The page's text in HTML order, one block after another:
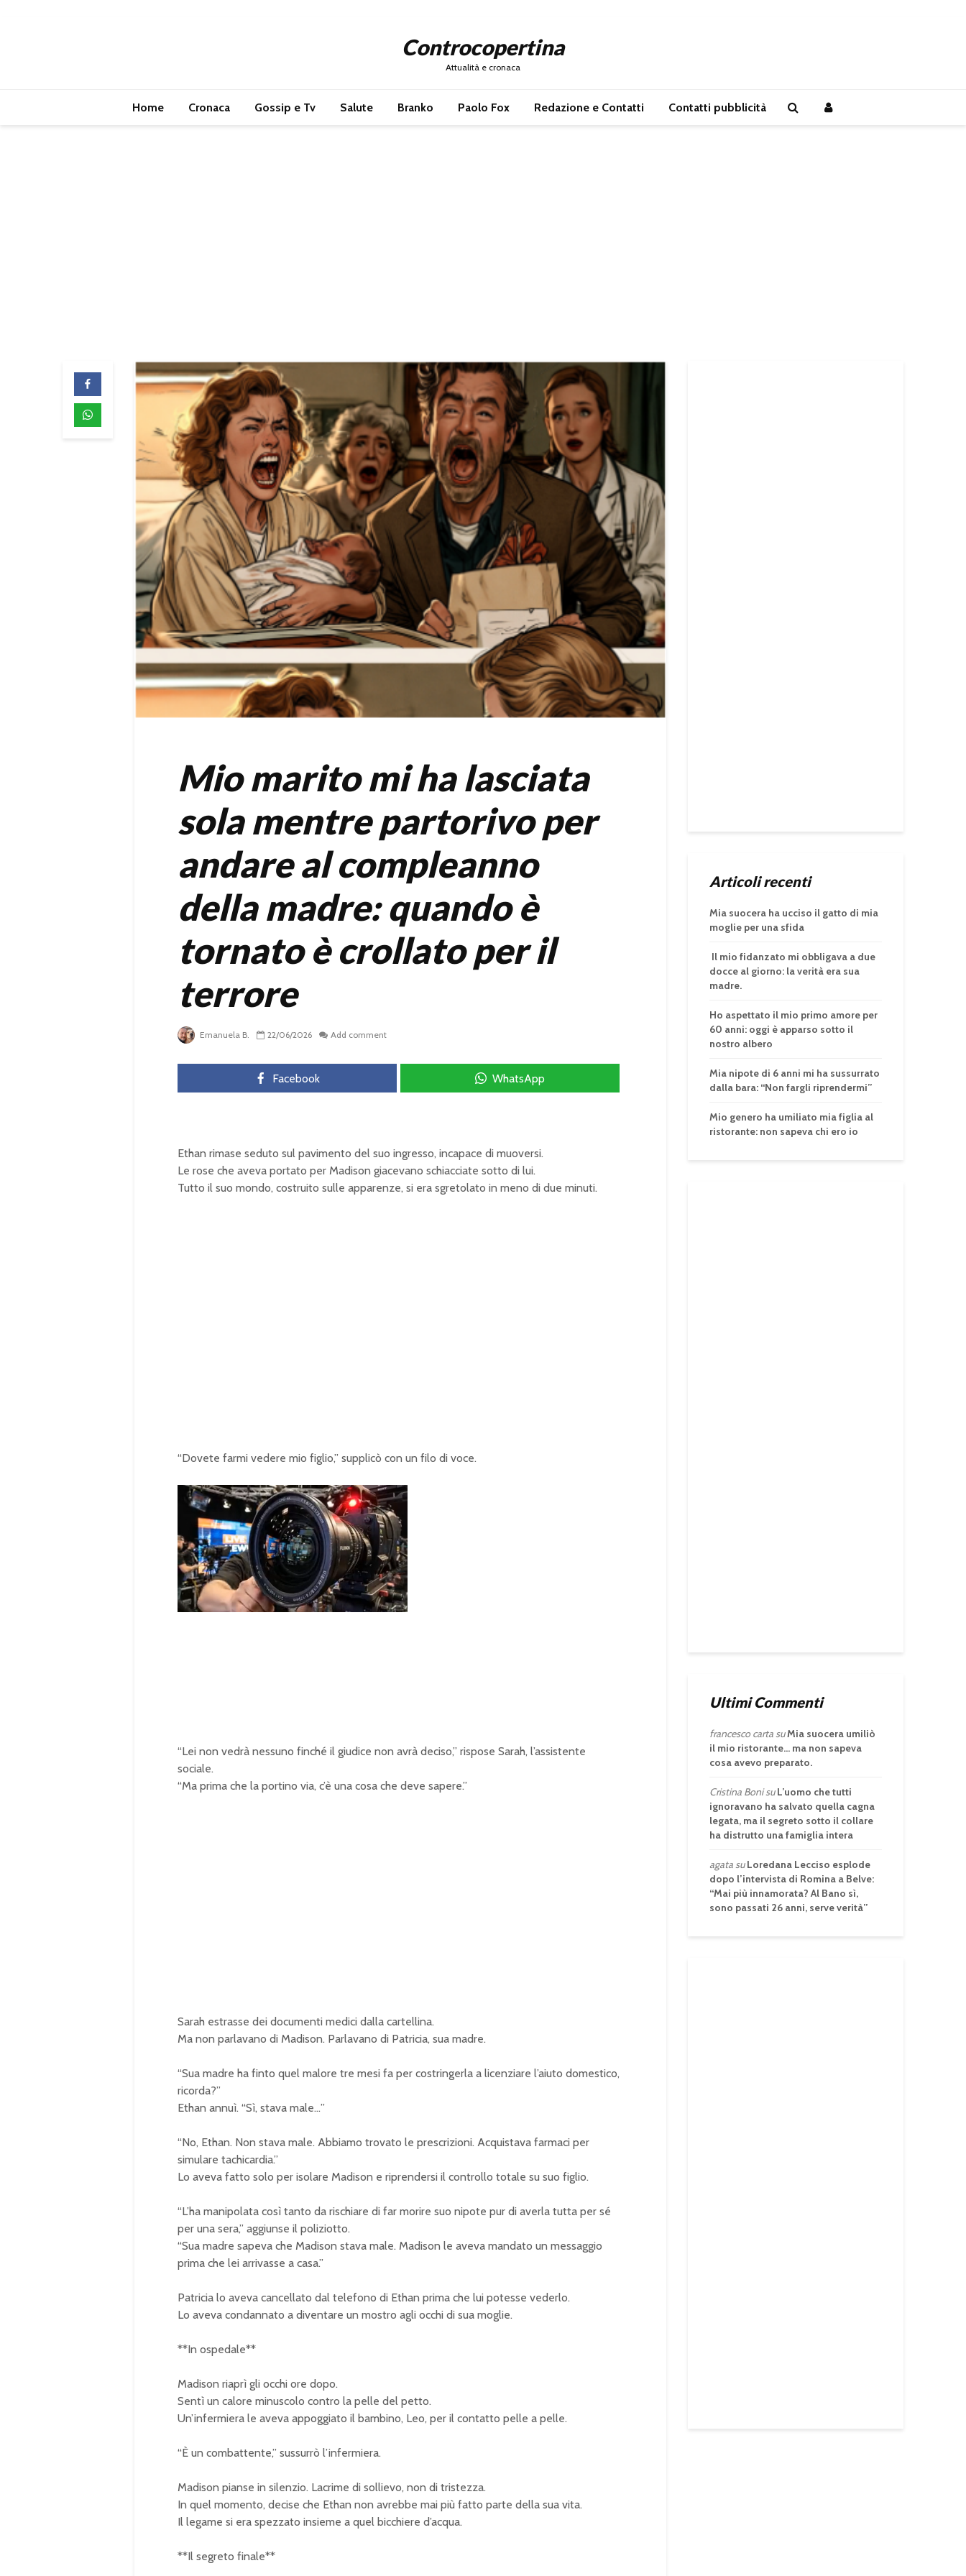
Controcopertina
Attualità e cronaca
Home Cronaca Gossip e Tv Salute Branko Paolo Fox Redazione e Contatti Contatti pubblicità
Mio marito mi ha lasciata
sola mentre partorivo per
andare al compleanno
della madre: quando è
tornato è crollato per il
terrore
Emanuela B. 22/06/2026 Add comment
Facebook WhatsApp
Ethan rimase seduto sul pavimento del suo ingresso, incapace di muoversi.
Le rose che aveva portato per Madison giacevano schiacciate sotto di lui.
Tutto il suo mondo, costruito sulle apparenze, si era sgretolato in meno di due minuti.
“Dovete farmi vedere mio figlio,” supplicò con un filo di voce.
n
L
o
“Lei non vedrà nessuno finché il giudice non avrà deciso,” rispose Sarah, l’assistente
sociale.
“Ma prima che la portino via, c’è una cosa che deve sapere.”
Sarah estrasse dei documenti medici dalla cartellina.
Ma non parlavano di Madison. Parlavano di Patricia, sua madre.
“Sua madre ha finto quel malore tre mesi fa per costringerla a licenziare l’aiuto domestico,
ricorda?”
Ethan annuì. “Sì, stava male…”
“No, Ethan. Non stava male. Abbiamo trovato le prescrizioni. Acquistava farmaci per
simulare tachicardia.”
Lo aveva fatto solo per isolare Madison e riprendersi il controllo totale su suo figlio.
“L’ha manipolata così tanto da rischiare di far morire suo nipote pur di averla tutta per sé
per una sera,” aggiunse il poliziotto.
“Sua madre sapeva che Madison stava male. Madison le aveva mandato un messaggio
prima che lei arrivasse a casa.”
Patricia lo aveva cancellato dal telefono di Ethan prima che lui potesse vederlo.
Lo aveva condannato a diventare un mostro agli occhi di sua moglie.
**In ospedale**
Madison riaprì gli occhi ore dopo.
Sentì un calore minuscolo contro la pelle del petto.
Un’infermiera le aveva appoggiato il bambino, Leo, per il contatto pelle a pelle.
“È un combattente,” sussurrò l’infermiera.
Madison pianse in silenzio. Lacrime di sollievo, non di tristezza.
In quel momento, decise che Ethan non avrebbe mai più fatto parte della sua vita.
Il legame si era spezzato insieme a quel bicchiere d’acqua.
**Il segreto finale**
Articoli recenti
Mia suocera ha ucciso il gatto di mia
moglie per una sfida
Il mio fidanzato mi obbligava a due
docce al giorno: la verità era sua
madre.
Ho aspettato il mio primo amore per
60 anni: oggi è apparso sotto il
nostro albero
Mia nipote di 6 anni mi ha sussurrato
dalla bara: “Non fargli riprendermi”
Mio genero ha umiliato mia figlia al
ristorante: non sapeva chi ero io
Ultimi Commenti
francesco cartasuMia suocera umiliò
il mio ristorante… ma non sapeva
cosa avevo preparato.
Cristina BonisuL’uomo che tutti
ignoravano ha salvato quella cagna
legata, ma il segreto sotto il collare
ha distrutto una famiglia intera
agatasuLoredana Lecciso esplode
dopo l’intervista di Romina a Belve:
“Mai più innamorata? Al Bano sì,
sono passati 26 anni, serve verità”